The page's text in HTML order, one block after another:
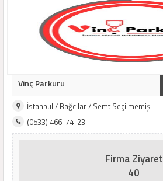
Vinç Parkuru
İstanbul / Bağcılar / Semt Seçilmemiş
(0533) 466-74-23
Firma Ziyaret
40